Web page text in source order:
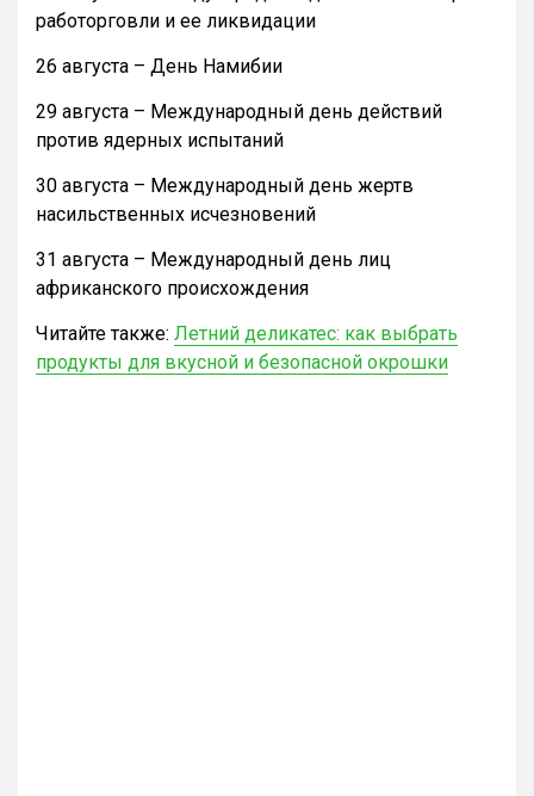
работорговли и ее ликвидации
26 августа – День Намибии
29 августа – Международный день действий
против ядерных испытаний
30 августа – Международный день жертв
насильственных исчезновений
31 августа – Международный день лиц
африканского происхождения
Читайте также: Летний деликатес: как выбрать
продукты для вкусной и безопасной окрошки